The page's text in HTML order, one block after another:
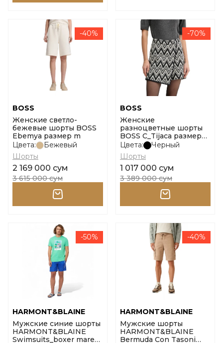
-40%
BOSS
Женские светло-
бежевые шорты BOSS
Ebemya размер m
Цвета:
Бежевый
Шорты
2 169 000 сум
3 615 000 сум
-70%
BOSS
Женские
разноцветные шорты
BOSS C_Tijaca размер
38
Цвета:
Черный
Шорты
1 017 000 сум
3 389 000 сум
-50%
HARMONT&BLAINE
Мужские синие шорты
HARMONT&BLAINE
Swimsuits_boxer mare
-40%
HARMONT&BLAINE
Мужские шорты
HARMONT&BLAINE
Bermuda Con Tasoni